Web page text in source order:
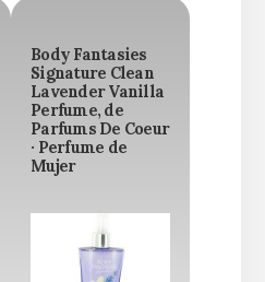
Body Fantasies
Signature Clean
Lavender Vanilla
Perfume, de
Parfums De Coeur
· Perfume de
Mujer